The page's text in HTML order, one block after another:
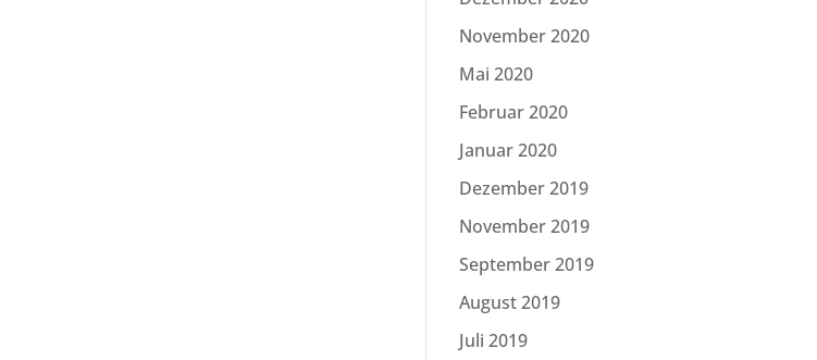
November 2020
Mai 2020
Februar 2020
Januar 2020
Dezember 2019
November 2019
September 2019
August 2019
Juli 2019